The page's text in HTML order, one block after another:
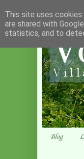
Blog
This site uses
are shared with
statistics, and to